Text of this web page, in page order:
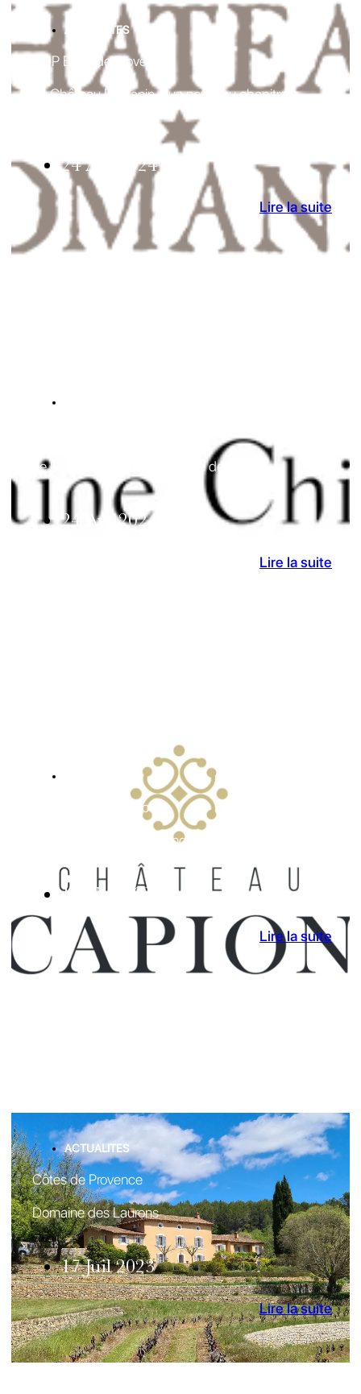
ACTUALITES
AOP Baux de Provence
Le Château Romanin – un nouveau chapitre
24 Avr 2024
Lire la suite
Le Domaine Childéric change de mains
24 Avr 2024
Lire la suite
Terrasses du Larzac
Le Château Capion change de propriétaire
13 Nov 2023
Lire la suite
ACTUALITES
Côtes de Provence
Domaine des Laurons
17 Juil 2023
Lire la suite